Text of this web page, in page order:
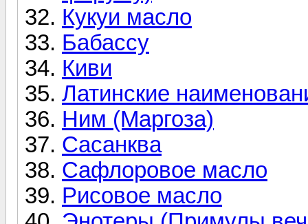
Кукуи масло
Бабассу
Киви
Латинские
Ним (Маргоза)
Сасанква
Сафлоровое масло
Рисовое масло